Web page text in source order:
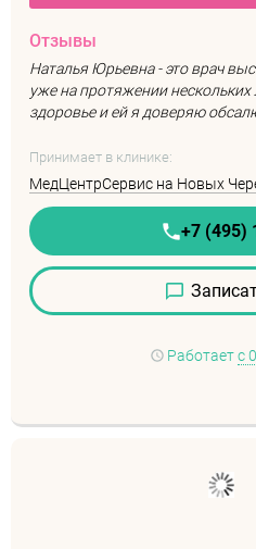
Отзывы
Наталья Юрьевна - это врач
уже на протяжении нескольких
здоровье и ей я доверяю
Принимает в клинике:
МедЦентрСервис на Новых
+7 (495)
Работает с